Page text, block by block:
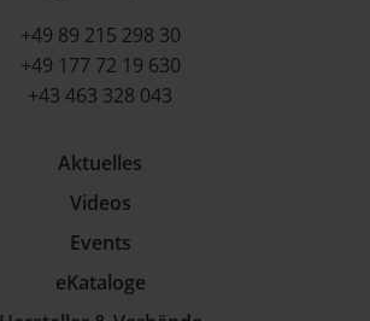
+49 89 215 298 30
+49 177 72 19 630
+43 463 328 043
Aktuelles
Videos
Events
eKataloge